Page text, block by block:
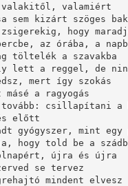
valakitől, valamiért
sem kizárt szöges
hogy
az órába, a
töltelék a szavakba
lett a reggel, de
mert így szokás
másé a ragyogás
tovább: csillapítani a
előtt
gyógyszer, mint
hogy told be a
újra és újra
se tervez
mindent elvesz